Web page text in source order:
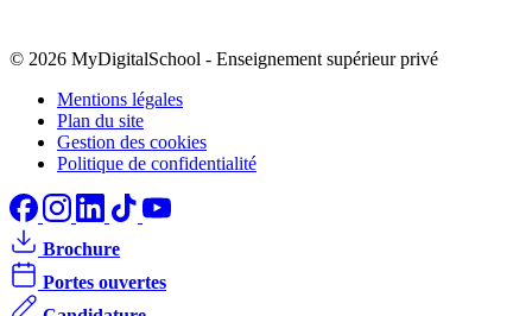
© 2026 MyDigitalSchool - Enseignement supérieur privé
Mentions légales
Plan du site
Gestion des cookies
Politique de confidentialité
Brochure
Portes ouvertes